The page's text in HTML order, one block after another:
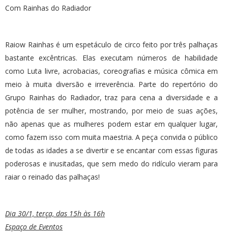
Com Rainhas do Radiador
Raiow Rainhas é um espetáculo de circo feito por três palhaças
bastante excêntricas. Elas executam números de habilidade
como Luta livre, acrobacias, coreografias e música cômica em
meio à muita diversão e irreverência. Parte do repertório do
Grupo Rainhas do Radiador, traz para cena a diversidade e a
potência de ser mulher, mostrando, por meio de suas ações,
não apenas que as mulheres podem estar em qualquer lugar,
como fazem isso com muita maestria. A peça convida o público
de todas as idades a se divertir e se encantar com essas figuras
poderosas e inusitadas, que sem medo do ridículo vieram para
raiar o reinado das palhaças!
Dia 30/1, terça, das 15h às 16h
Espaço de Eventos